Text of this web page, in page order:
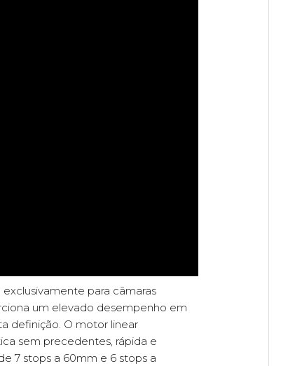
para câmaras
um elevado desempenho em
definição. O motor linear
sem precedentes, rápida e
7 stops a 60mm e 6 stops a